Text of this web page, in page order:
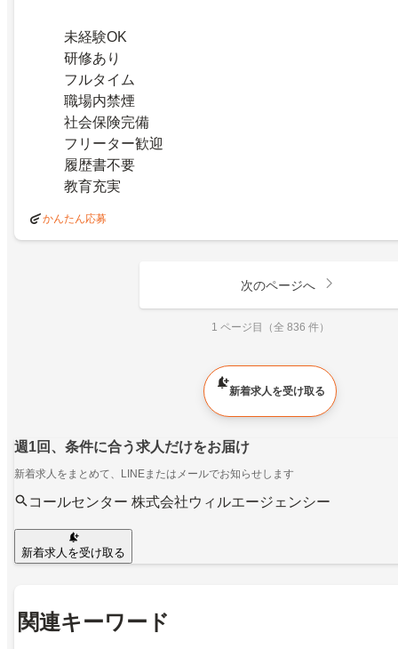
未経験OK
研修あり
フルタイム
職場内禁煙
社会保険完備
フリーター歓迎
履歴書不要
教育充実
かんたん応募
次のページへ
1 ページ目（全 836 件）
新着求人を受け取る
週1回、条件に合う求人だけをお届け
新着求人をまとめて、LINEまたはメールでお知らせします
コールセンター 株式会社ウィルエージェンシー
新着求人を受け取る
関連キーワード